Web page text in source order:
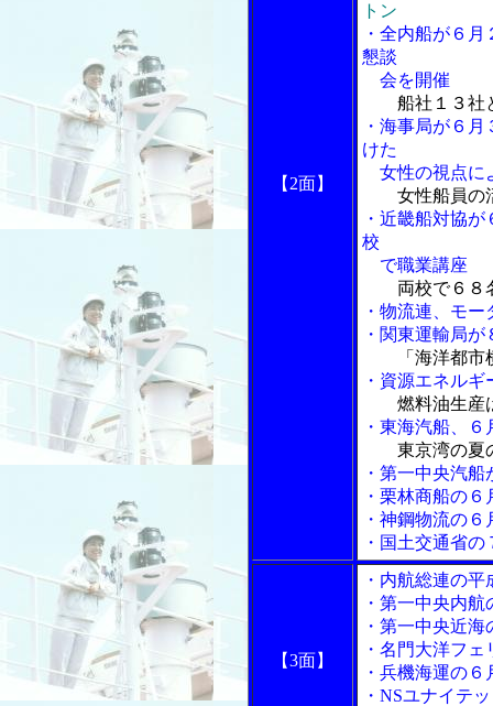
【2面】
トン
・全内船が６
懇談
会を開催
船社１３社
・海事局が６
けた
女性の視点に
女性船員の
・近畿船対協
校
で職業講座
両校で６８
・物流連、モ
・関東運輸局
「海洋都
・資源エネル
燃料油生産
・東海汽船、
東京湾の夏
・第一中央汽
・栗林商船の
・神鋼物流の
・国土交通省
【3面】
・内航総連の
・第一中央内
・第一中央近
・名門大洋フ
・兵機海運の
・NSユナイテ